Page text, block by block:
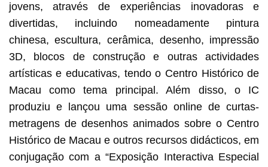
jovens, através de experiências inovadoras e
divertidas, incluindo nomeadamente pintura
chinesa, escultura, cerâmica, desenho, impressão
3D, blocos de construção e outras actividades
artísticas e educativas, tendo o Centro Histórico de
Macau como tema principal. Além disso, o IC
produziu e lançou uma sessão online de curtas-
metragens de desenhos animados sobre o Centro
Histórico de Macau e outros recursos didácticos, em
conjugação com a “Exposição Interactiva Especial